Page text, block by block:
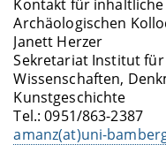
Kontakt für inhaltliche
Archäologischen
Janett Herzer
Sekretariat Institut
Wissenschaften,
Kunstgeschichte
Tel.: 0951/863-2387
amanz(at)uni-